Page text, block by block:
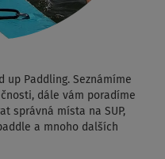
up Paddling. Seznámíme
dále vám poradíme
správná místa na SUP,
a mnoho dalších